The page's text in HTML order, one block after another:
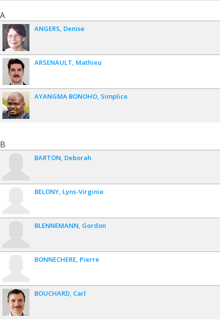
A
ANGERS Denise
ARSENAULT Mathieu
AYANGMA BONOHO Simplice
B
BARTON Deborah
BELONY Lyns-Virginie
BLENNEMANN Gordon
BONNECHERE Pierre
BOUCHARD Carl